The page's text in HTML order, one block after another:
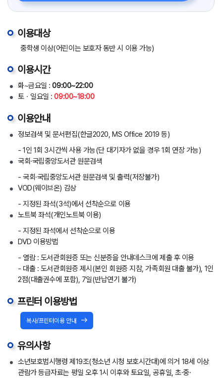
이용대상
중학생 이상(어린이는 보호자 동반 시 이용 가능)
이용시간
화~금요일 :09:00~22:00
토ㆍ일요일 :09:00~18:00
이용안내
정보검색 및 문서편집(한글2020, MS Office 2019 등)
- 1인 1회 3시간씩 사용 가능(단 대기자가 없을 경우 1회 연장 가능)
국회·국립중앙도서관 원문검색
- 국회·국립중앙도서관 원문검색 및 출력(저장불가)
VOD(웨이브온) 감상
- 지정된 좌석(3석)에서 선착순으로 이용
노트북 좌석(개인노트북 이용)
- 지정된 좌석에서 선착순으로 이용
DVD 이용방법
- 열람 : 도서관회원증 또는 신분증을 안내데스크에 제출 후 이용
- 대출 : 도서관회원증 제시(본인 회원증 지참, 가족회원 대출 불가), 1인
2점(대출권수에 포함), 7일(반납연기 불가)
프린터 이용방법
복사/프린터이용 안내
유의사항
소년보호법시행령 제19조(청소년 시청 보호시간대)에 의거 18세 이상
관람가 등급자료는 평일 오후 1시 이후와 토요일, 공휴일, 초·중·